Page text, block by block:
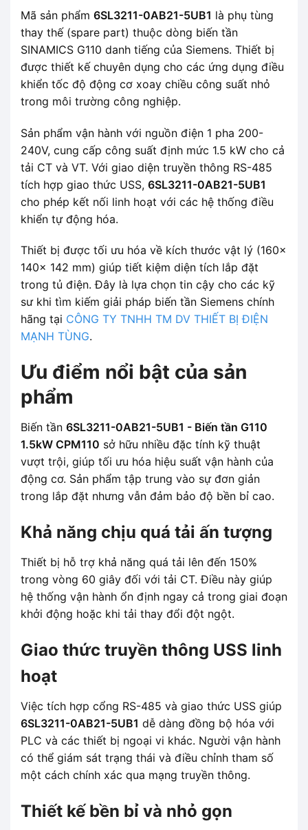
Mã sản phẩm 6SL3211-0AB21-5UB1 là phụ tùng
thay thế (spare part) thuộc dòng biến tần
SINAMICS G110 danh tiếng của Siemens. Thiết bị
được thiết kế chuyên dụng cho các ứng dụng điều
khiển tốc độ động cơ xoay chiều công suất nhỏ
trong môi trường công nghiệp.
Sản phẩm vận hành với nguồn điện 1 pha 200-
240V, cung cấp công suất định mức 1.5 kW cho cả
tải CT và VT. Với giao diện truyền thông RS-485
tích hợp giao thức USS, 6SL3211-0AB21-5UB1
cho phép kết nối linh hoạt với các hệ thống điều
khiển tự động hóa.
Thiết bị được tối ưu hóa về kích thước vật lý (160x
140x 142 mm) giúp tiết kiệm diện tích lắp đặt
trong tủ điện. Đây là lựa chọn tin cậy cho các kỹ
sư khi tìm kiếm giải pháp biến tần Siemens chính
hãng tại CÔNG TY TNHH TM DV THIẾT BỊ ĐIỆN
MẠNH TÙNG.
Ưu điểm nổi bật của sản
phẩm
Biến tần 6SL3211-0AB21-5UB1 - Biến tần G110
1.5kW CPM110 sở hữu nhiều đặc tính kỹ thuật
vượt trội, giúp tối ưu hóa hiệu suất vận hành của
động cơ. Sản phẩm tập trung vào sự đơn giản
trong lắp đặt nhưng vẫn đảm bảo độ bền bỉ cao.
Khả năng chịu quá tải ấn tượng
Thiết bị hỗ trợ khả năng quá tải lên đến 150%
trong vòng 60 giây đối với tải CT. Điều này giúp
hệ thống vận hành ổn định ngay cả trong giai đoạn
khởi động hoặc khi tải thay đổi đột ngột.
Giao thức truyền thông USS linh
hoạt
Việc tích hợp cổng RS-485 và giao thức USS giúp
6SL3211-0AB21-5UB1 dễ dàng đồng bộ hóa với
PLC và các thiết bị ngoại vi khác. Người vận hành
có thể giám sát trạng thái và điều chỉnh tham số
một cách chính xác qua mạng truyền thông.
Thiết kế bền bỉ và nhỏ gọn